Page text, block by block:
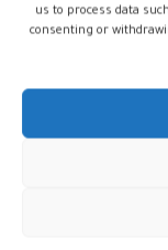
us to process data
consenting or
إلخ. هذه هي